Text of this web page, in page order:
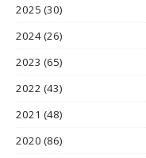
2025 (30)
2024(26)
2023 (65)
2022 (43)
2021 (48)
2020 (86)